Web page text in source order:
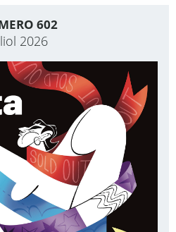
602
2026